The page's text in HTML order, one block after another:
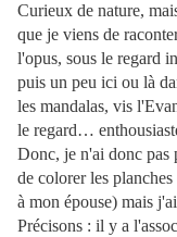
Curieux de nature,
que je viens de
l'opus, sous le regard
puis un peu ici ou là
les mandalas, vis
le regard…
Donc, je n'ai donc pas
de colorer les
à mon épouse) mais
Précisons : il y a